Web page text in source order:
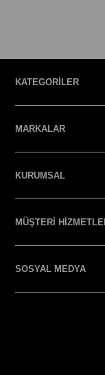
KATEGORİLER
MARKALAR
KURUMSAL
MÜŞTERİ
SOSYAL MEDYA